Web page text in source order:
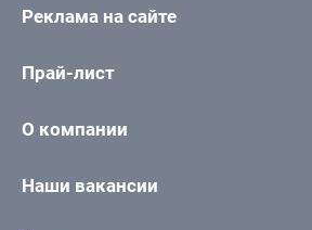
Реклама на сайте
Прай-лист
О компании
Наши вакансии